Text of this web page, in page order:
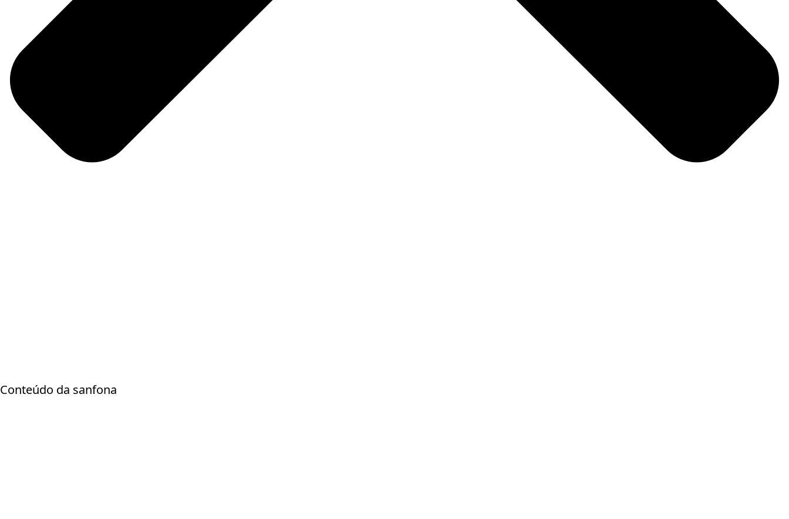
Conteúdo da sanfona